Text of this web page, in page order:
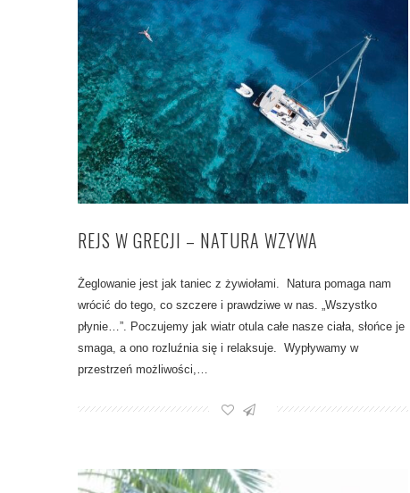
REJS W GRECJI – NATURA WZYWA
Żeglowanie jest jak taniec z żywiołami. Natura pomaga nam
wrócić do tego, co szczere i prawdziwe w nas. „Wszystko
płynie…”. Poczujemy jak wiatr otula całe nasze ciała, słońce je
smaga, a ono rozluźnia się i relaksuje. Wypływamy w
przestrzeń możliwości,…